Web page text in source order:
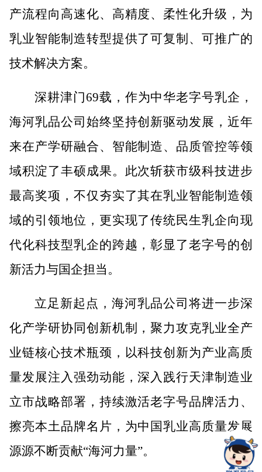
产流程向高速化、高精度、柔性化升级，为
乳业智能制造转型提供了可复制、可推广的
技术解决方案。
深耕津门 69载，作为中华老字号乳企，
海河乳品公司 始终坚持创新驱动发展，近年
来在产学研融合、智能制造、品质管控等领
域积淀了丰硕成果。此次斩获市级科技进步
最高奖项，不仅夯实了其在乳业智能制造领
域的引领地位，更实现了传统民生乳企向现
代化科技型乳企的跨越，彰显了老字号的创
新活力与国企担当。
立足新起点 ，海河乳品公司 将进一步深
化产学研协同创新机制，聚力攻克乳业全产
业链核心技术瓶颈，以科技创新为产业高质
量发展注入强劲动能，深入践行天津制造业
立市战略部署，持续激活老字号品牌活力、
擦亮本土品牌名片，为中国乳业高质量发展
源源不断贡献“海河力量”。